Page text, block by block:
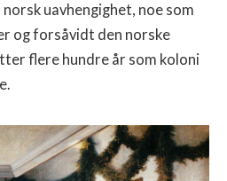
uavhengighet, noe som
og forsåvidt den norske
flere hundre år som koloni